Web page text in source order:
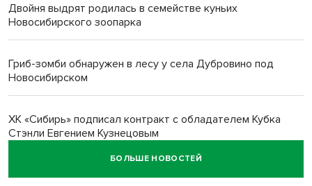
Двойня выдрят родилась в семействе куньих
Новосибирского зоопарка
Гриб-зомби обнаружен в лесу у села Дубровино под
Новосибирском
ХК «Сибирь» подписал контракт с обладателем Кубка
Стэнли Евгением Кузнецовым
БОЛЬШЕ НОВОСТЕЙ